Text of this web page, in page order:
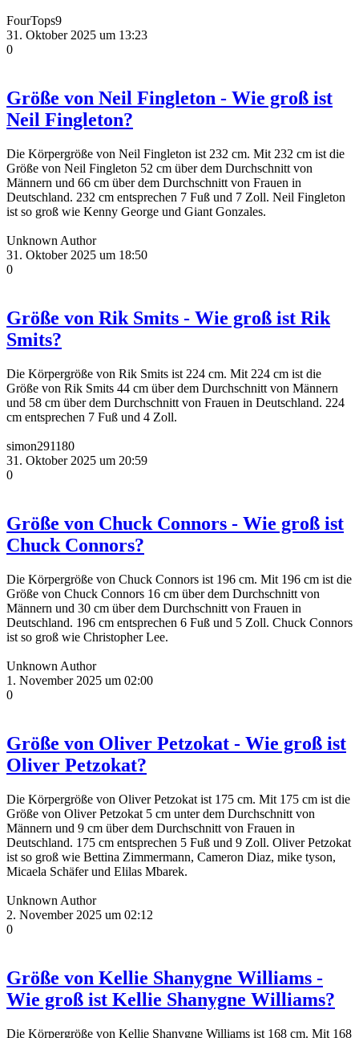
FourTops9
31. Oktober 2025 um 13:23
0
Größe von Neil Fingleton - Wie groß ist
Neil Fingleton?
Die Körpergröße von Neil Fingleton ist 232 cm. Mit 232 cm ist die
Größe von Neil Fingleton 52 cm über dem Durchschnitt von
Männern und 66 cm über dem Durchschnitt von Frauen in
Deutschland. 232 cm entsprechen 7 Fuß und 7 Zoll. Neil Fingleton
ist so groß wie Kenny George und Giant Gonzales.
Unknown Author
31. Oktober 2025 um 18:50
0
Größe von Rik Smits - Wie groß ist Rik
Smits?
Die Körpergröße von Rik Smits ist 224 cm. Mit 224 cm ist die
Größe von Rik Smits 44 cm über dem Durchschnitt von Männern
und 58 cm über dem Durchschnitt von Frauen in Deutschland. 224
cm entsprechen 7 Fuß und 4 Zoll.
simon291180
31. Oktober 2025 um 20:59
0
Größe von Chuck Connors - Wie groß ist
Chuck Connors?
Die Körpergröße von Chuck Connors ist 196 cm. Mit 196 cm ist die
Größe von Chuck Connors 16 cm über dem Durchschnitt von
Männern und 30 cm über dem Durchschnitt von Frauen in
Deutschland. 196 cm entsprechen 6 Fuß und 5 Zoll. Chuck Connors
ist so groß wie Christopher Lee.
Unknown Author
1. November 2025 um 02:00
0
Größe von Oliver Petzokat - Wie groß ist
Oliver Petzokat?
Die Körpergröße von Oliver Petzokat ist 175 cm. Mit 175 cm ist die
Größe von Oliver Petzokat 5 cm unter dem Durchschnitt von
Männern und 9 cm über dem Durchschnitt von Frauen in
Deutschland. 175 cm entsprechen 5 Fuß und 9 Zoll. Oliver Petzokat
ist so groß wie Bettina Zimmermann, Cameron Diaz, mike tyson,
Micaela Schäfer und Elilas Mbarek.
Unknown Author
2. November 2025 um 02:12
0
Größe von Kellie Shanygne Williams -
Wie groß ist Kellie Shanygne Williams?
Die Körpergröße von Kellie Shanygne Williams ist 168 cm. Mit 168